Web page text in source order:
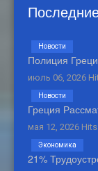
Полиция
июль 06, 2026
Новости
Греция
мая 12, 2026
Новости
21%
Экономика